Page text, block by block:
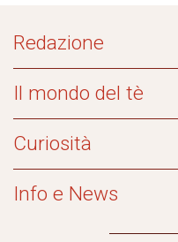
Redazione
Il mondo del tè
Curiosità
Info e News